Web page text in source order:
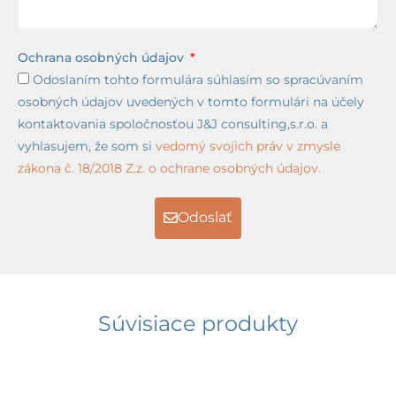
Ochrana osobných údajov
Odoslaním tohto formulára súhlasím so spracúvaním
osobných údajov uvedených v tomto formulári na účely
kontaktovania spoločnosťou J&J consulting,s.r.o. a
vyhlasujem, že som si vedomý svojich práv v zmysle
zákona č. 18/2018 Z.z. o ochrane osobných údajov.
Odoslať
Súvisiace produkty